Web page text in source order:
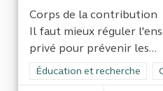
Corps de la contribution
Il faut mieux réguler
privé pour prévenir les...
Filtrer les résultats de la
Éducation et recherche